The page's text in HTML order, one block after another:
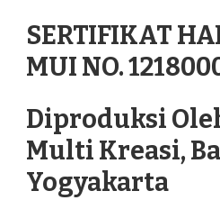
SERTIFIKAT
MUI NO.
Diproduksi
Multi Kreasi,
Yogyakarta